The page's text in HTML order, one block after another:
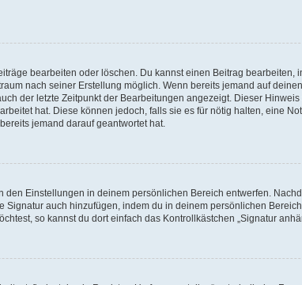
bearbeiten oder löschen. Du kannst einen Beitrag bearbeiten,
nach seiner Erstellung möglich. Wenn bereits jemand auf
der letzte Zeitpunkt der Bearbeitungen angezeigt. Dieser
hat. Diese können jedoch, falls sie es für nötig halten, eine
jemand darauf geantwortet hat.
Einstellungen in deinem persönlichen Bereich entwerfen.
Signatur auch hinzufügen, indem du in deinem persönlichen
so kannst du dort einfach das Kontrollkästchen „Signatur